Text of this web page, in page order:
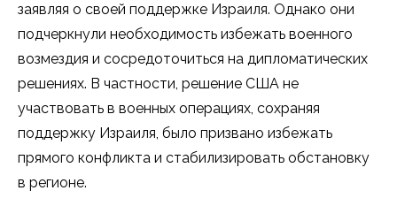
заявляя о своей поддержке Израиля. Однако они
подчеркнули необходимость избежать военного
возмездия и сосредоточиться на дипломатических
решениях. В частности, решение США не
участвовать в военных операциях, сохраняя
поддержку Израиля, было призвано избежать
прямого конфликта и стабилизировать обстановку
в регионе.